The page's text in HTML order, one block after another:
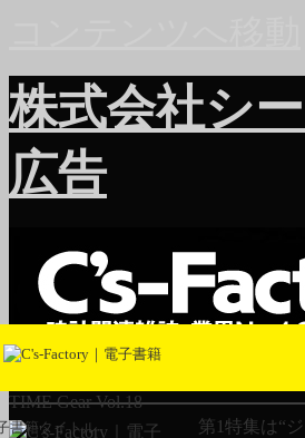
株式会社シ
広告
書籍タイトル
TIME Gear Vol.18
第1特集は“